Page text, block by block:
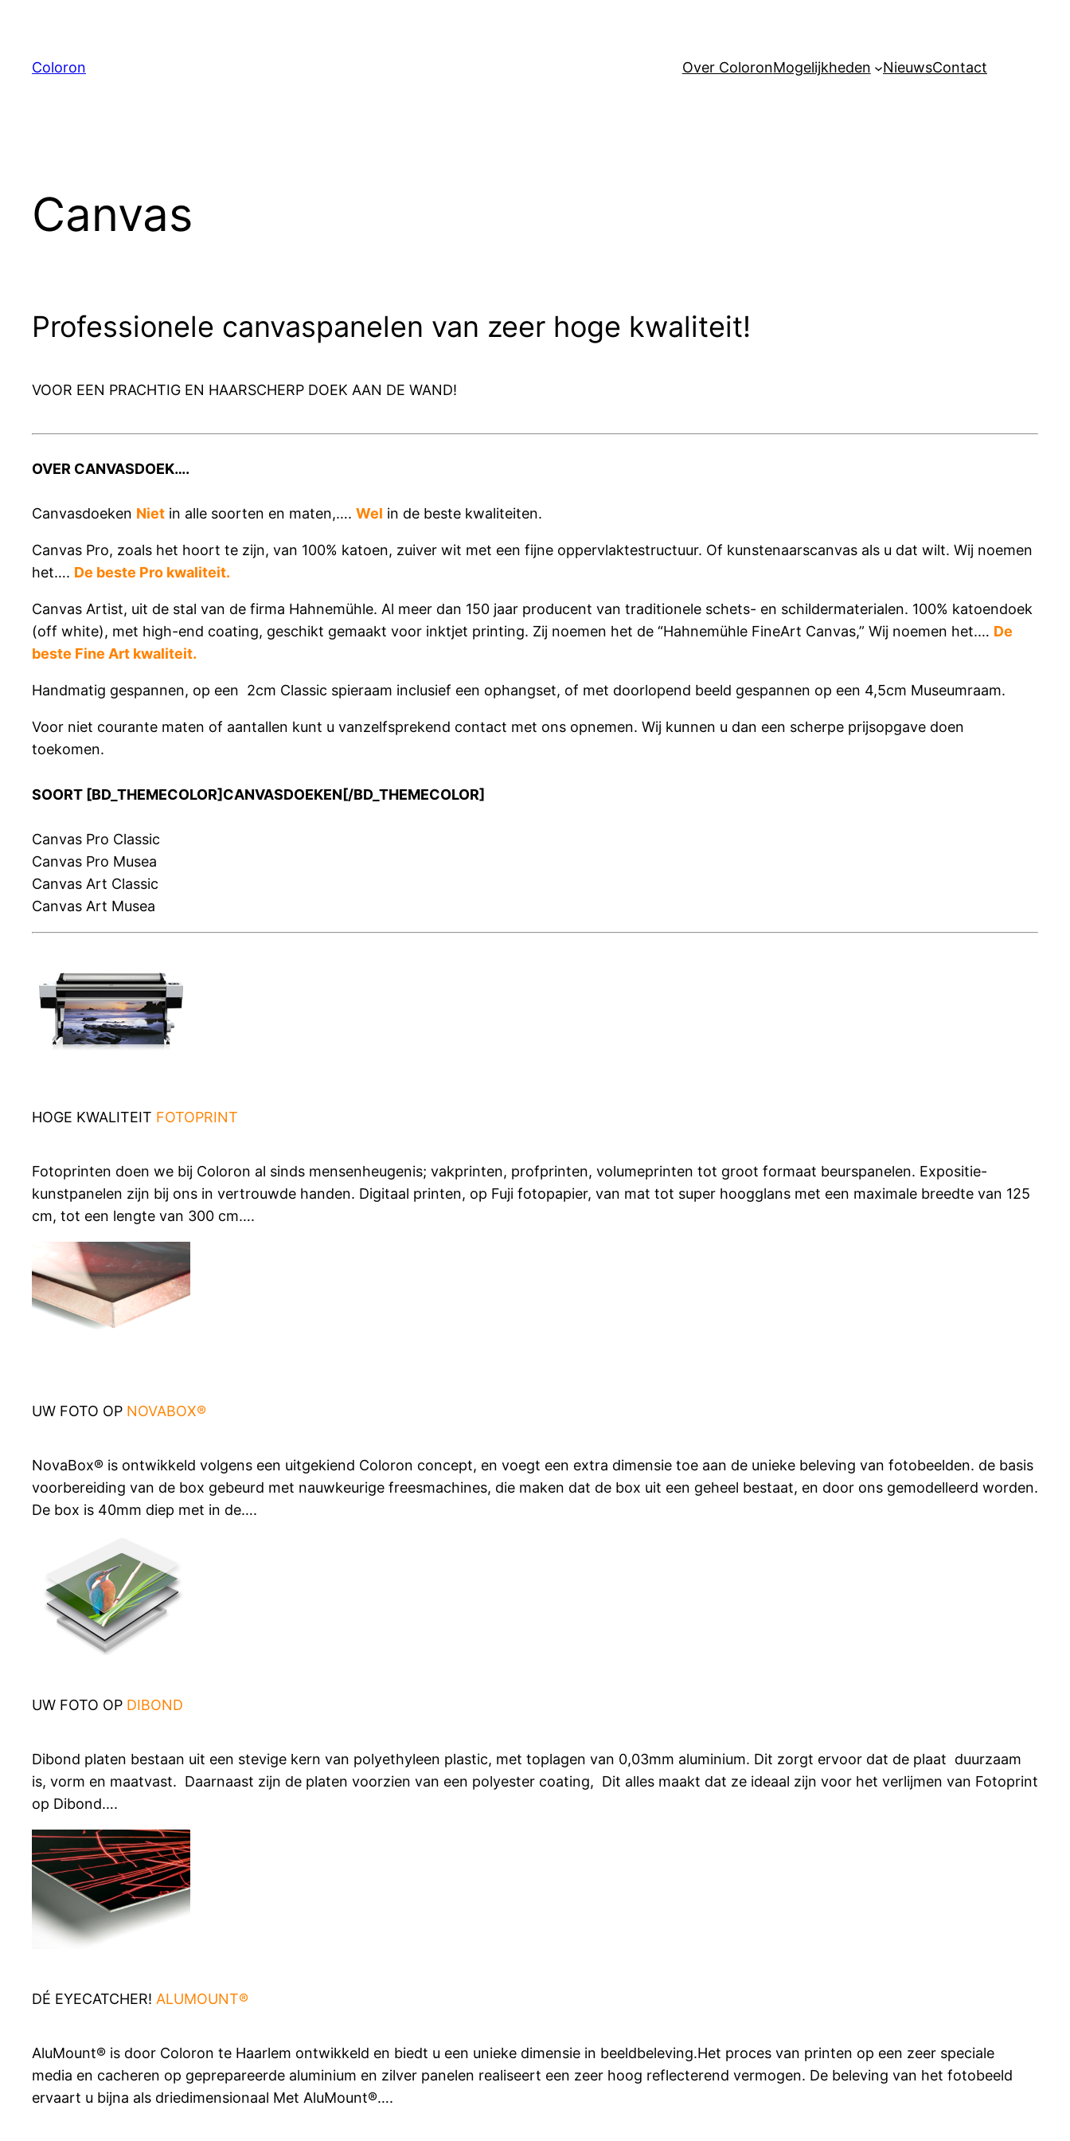
Coloron Over ColoronMogelijkheden NieuwsContact
Canvas
Professionele canvaspanelen van zeer hoge kwaliteit!
VOOR EEN PRACHTIG EN HAARSCHERP DOEK AAN DE WAND!
OVER CANVASDOEK….
Canvasdoeken Niet in alle soorten en maten,…. Wel in de beste kwaliteiten.
Canvas Pro, zoals het hoort te zijn, van 100% katoen, zuiver wit met een fijne oppervlaktestructuur. Of kunstenaarscanvas als u dat wilt. Wij noemen
het…. De beste Pro kwaliteit.
Canvas Artist, uit de stal van de firma Hahnemühle. Al meer dan 150 jaar producent van traditionele schets- en schildermaterialen. 100% katoendoek
(off white), met high-end coating, geschikt gemaakt voor inktjet printing. Zij noemen het de “Hahnemühle FineArt Canvas,” Wij noemen het.… De
beste Fine Art kwaliteit.
Handmatig gespannen, op een 2cm Classic spieraam inclusief een ophangset, of met doorlopend beeld gespannen op een 4,5cm Museumraam.
Voor niet courante maten of aantallen kunt u vanzelfsprekend contact met ons opnemen. Wij kunnen u dan een scherpe prijsopgave doen
toekomen.
SOORT [BD_THEMECOLOR]CANVASDOEKEN[/BD_THEMECOLOR]
Canvas Pro Classic
Canvas Pro Musea
Canvas Art Classic
Canvas Art Musea
HOGE KWALITEIT FOTOPRINT
Fotoprinten doen we bij Coloron al sinds mensenheugenis; vakprinten, profprinten, volumeprinten tot groot formaat beurspanelen. Expositie-
kunstpanelen zijn bij ons in vertrouwde handen. Digitaal printen, op Fuji fotopapier, van mat tot super hoogglans met een maximale breedte van 125
cm, tot een lengte van 300 cm….
UW FOTO OP NOVABOX®
NovaBox® is ontwikkeld volgens een uitgekiend Coloron concept, en voegt een extra dimensie toe aan de unieke beleving van fotobeelden. de basis
voorbereiding van de box gebeurd met nauwkeurige freesmachines, die maken dat de box uit een geheel bestaat, en door ons gemodelleerd worden.
De box is 40mm diep met in de….
UW FOTO OP DIBOND
Dibond platen bestaan uit een stevige kern van polyethyleen plastic, met toplagen van 0,03mm aluminium. Dit zorgt ervoor dat de plaat duurzaam
is, vorm en maatvast. Daarnaast zijn de platen voorzien van een polyester coating, Dit alles maakt dat ze ideaal zijn voor het verlijmen van Fotoprint
op Dibond….
DÉ EYECATCHER! ALUMOUNT®
AluMount® is door Coloron te Haarlem ontwikkeld en biedt u een unieke dimensie in beeldbeleving.Het proces van printen op een zeer speciale
media en cacheren op geprepareerde aluminium en zilver panelen realiseert een zeer hoog reflecterend vermogen. De beleving van het fotobeeld
ervaart u bijna als driedimensionaal Met AluMount®….